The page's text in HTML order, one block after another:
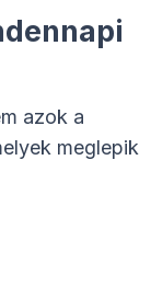
azok a
meglepik